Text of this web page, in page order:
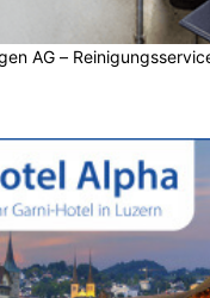
AG –